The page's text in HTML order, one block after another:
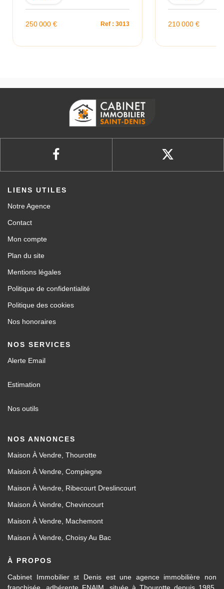
250 000 € Ref : 3013 210 000 €
LIENS UTILES
Notre Agence
Contact
Mon compte
Plan du site
Mentions légales
Politique de confidentialité
Politique des cookies
Nos honoraires
NOS SERVICES
Alerte Email
Estimation
Nos outils
NOS ANNONCES
Maison À Vendre, Thourotte
Maison À Vendre, Compiegne
Maison À Vendre, Ribecourt Dreslincourt
Maison À Vendre, Chevincourt
Maison À Vendre, Machemont
Maison À Vendre, Choisy Au Bac
À PROPOS
Cabinet Immobilier st Denis est une agence immobilière non